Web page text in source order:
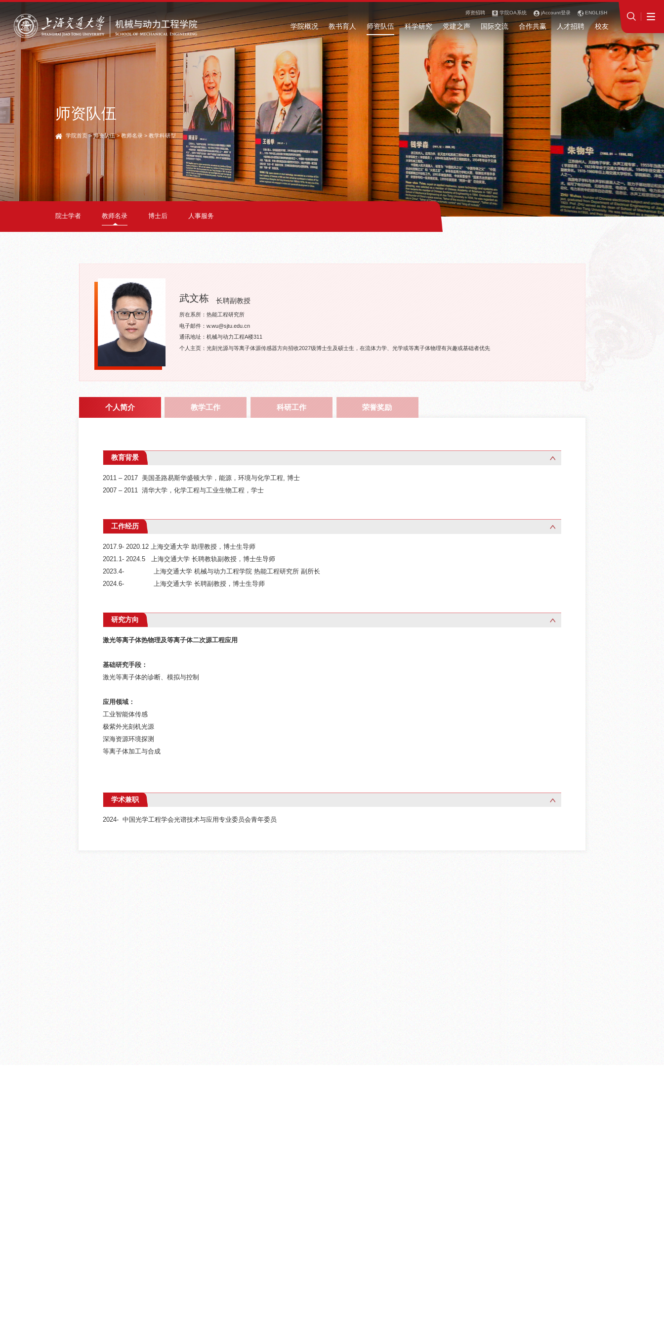
师资招聘 学院OA系统 jAccount登录 ENGLISH
学院概况 教书育人 师资队伍 科学研究 党建之声 国际交流 合作共赢 人才招聘 校友
师资队伍
学院首页>师资队伍>教师名录 > 教学科研型
院士学者 教师名录 博士后 人事服务
武文栋 长聘副教授
所在系所：热能工程研究所
电子邮件：w.wu@sjtu.edu.cn
通讯地址：机械与动力工程A楼311
个人主页：光刻光源与等离子体源传感器方向招收2027级博士生及硕士生，在流体力学、光学或等离子体物理有兴趣或基础者优先
个人简介 教学工作 科研工作 荣誉奖励
教育背景
2011 – 2017 美国圣路易斯华盛顿大学，能源，环境与化学工程, 博士
2007 – 2011 清华大学，化学工程与工业生物工程，学士
工作经历
2017.9- 2020.12 上海交通大学 助理教授，博士生导师
2021.1- 2024.5 上海交通大学 长聘教轨副教授，博士生导师
2023.4- 上海交通大学 机械与动力工程学院 热能工程研究所 副所长
2024.6- 上海交通大学 长聘副教授，博士生导师
研究方向
激光等离子体热物理及等离子体二次源工程应用
基础研究手段：
激光等离子体的诊断、模拟与控制
应用领域：
工业智能体传感
极紫外光刻机光源
深海资源环境探测
等离子体加工与合成
学术兼职
2024- 中国光学工程学会光谱技术与应用专业委员会青年委员